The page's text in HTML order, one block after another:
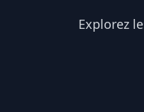
Explorez